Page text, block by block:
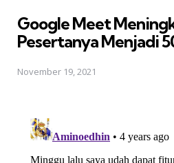
Google Meet
Pesertanya Menjadi
November 19, 2021